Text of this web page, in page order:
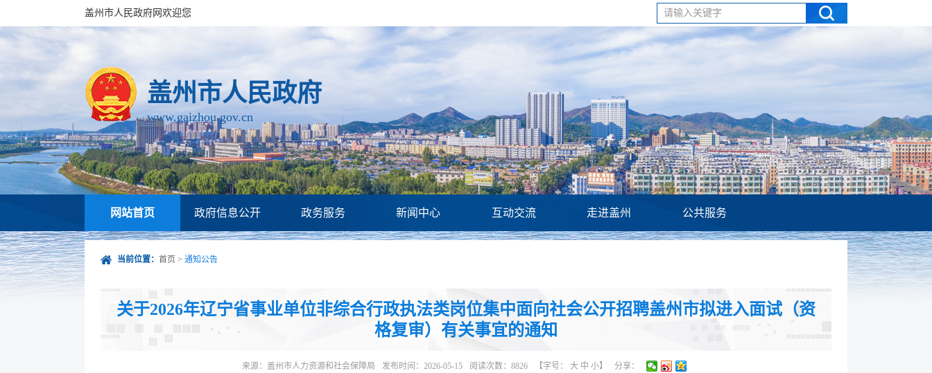
盖州市人民政府网欢迎您 请输入关键字
盖州市人民政府
www.gaizhou.gov.cn
网站首页 政府信息公开 政务服务 新闻中心 互动交流 走进盖州 公共服务
当前位置： 首页 > 通知公告
关于2026年辽宁省事业单位非综合行政执法类岗位集中面向社会公开招聘盖州市拟进入面试（资
格复审）有关事宜的通知
来源： 盖州市人力资源和社会保障局 发布时间：2026-05-15 阅读次数： 8826 【字号： 大 中 小】 分享：